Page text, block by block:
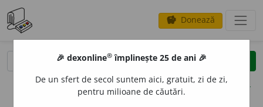
savings Donează
clear
opțiuni
🎉 dexonline® împlinește 25 de ani 🎉
De un sfert de secol suntem aici, gratuit, zi de zi,
pentru milioane de căutări.